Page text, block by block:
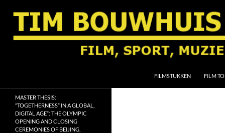
naar
inhoud
FILMSTUKKEN FILM
geschiedenis
MASTER THESIS:
“TOGETHERNESS” IN A GLOBAL,
DIGITAL AGE”: THE OLYMPIC
OPENING AND CLOSING
CEREMONIES OF BEIJING,